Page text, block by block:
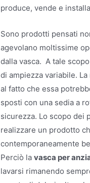
produce, vende e
Sono prodotti pensati
agevolano moltissime
dalla vasca. A tale
di ampiezza variabile.
al fatto che essa
sposti con una sedia a
sicurezza. Lo scopo dei
realizzare un prodotto
contemporaneamente
Perciò lavasca per
lavarsi rimanendo